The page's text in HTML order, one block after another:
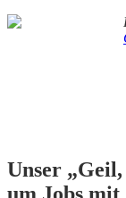
Unser